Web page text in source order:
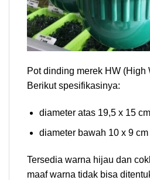
Pot dinding merek HW (High
Berikut spesifikasinya:
diameter atas 19,5 x 15 cm
diameter bawah 10 x 9 cm
Tersedia warna hijau dan
maaf warna tidak bisa